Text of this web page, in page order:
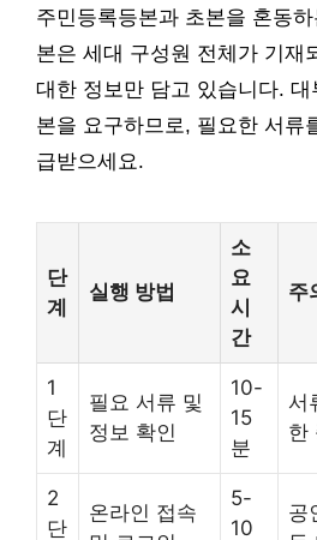
주민등록등본과 초본을 혼동
본은 세대 구성원 전체가 기재
대한 정보만 담고 있습니다.
본을 요구하므로, 필요한 서류
급받으세요.
단
계
실행 방법
소
요
시
간
주
1
단
계
필요 서류 및
정보 확인
10-
15
분
서
한
2
단
온라인 접속
5-
10
공